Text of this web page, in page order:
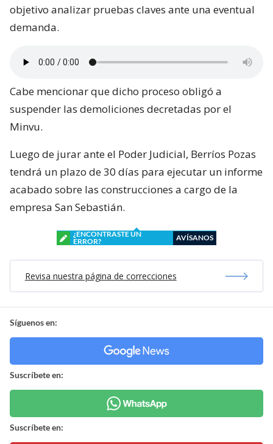
objetivo analizar pruebas claves ante una eventual
demanda.
Cabe mencionar que dicho proceso obligó a
suspender las demoliciones decretadas por el
Minvu.
Luego de jurar ante el Poder Judicial, Berríos Pozas
tendrá un plazo de 30 días para ejecutar un informe
acabado sobre las construcciones a cargo de la
empresa San Sebastián.
¿ENCONTRASTE UN
ERROR?
AVÍSANOS
Revisa nuestra página de correcciones
Síguenos en:
Suscríbete en:
Suscríbete en: